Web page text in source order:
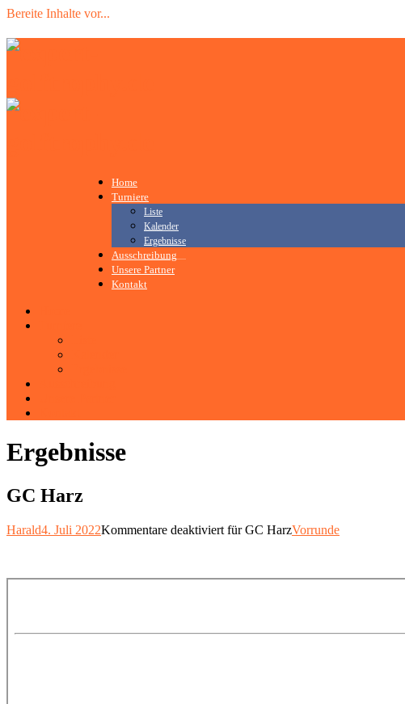
Bereite Inhalte vor...
Home
Turniere
Liste
Kalender
Ergebnisse
Ausschreibung
Unsere Partner
Kontakt
Ergebnisse
GC Harz
Harald4. Juli 2022Kommentare deaktiviert für GC HarzVorrunde